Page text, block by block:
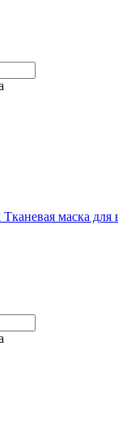
маска для